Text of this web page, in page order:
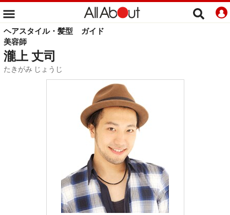
ヘアスタイル・髪型
ガイド
美容師
瀧上 丈司
たきがみ じょうじ